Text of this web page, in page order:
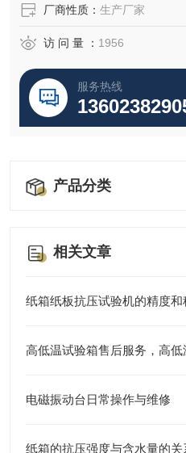
厂商性质： 生产厂家
访 问 量 ： 1956
服务热线
产品分类
相关文章
纸箱纸板抗压试验机的精度和
电磁振动台日常操作与维修
纸箱的抗压强度与含水量的关